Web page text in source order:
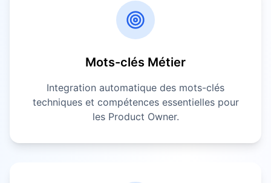
Mots-clés Métier
Integration automatique des mots-clés
techniques et compétences essentielles pour
les Product Owner.